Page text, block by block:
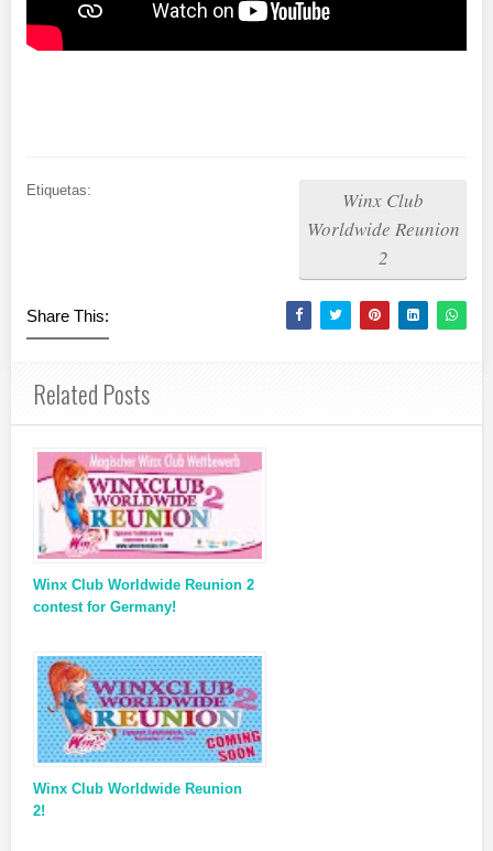
Etiquetas:
Winx Club
Worldwide Reunion
2
Share This:
Related Posts
Winx Club Worldwide Reunion 2
contest for Germany!
Winx Club Worldwide Reunion
2!